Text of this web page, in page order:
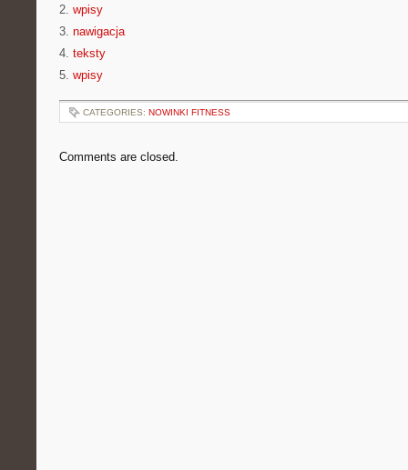
2. wpisy
3. nawigacja
4. teksty
5. wpisy
CATEGORIES: NOWINKI FITNESS
Comments are closed.